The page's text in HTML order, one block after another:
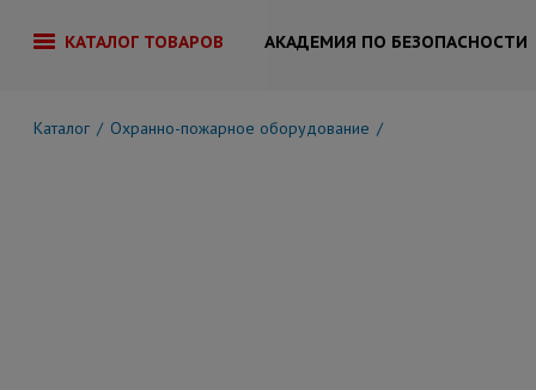
КАТАЛОГ ТОВАРОВ АКАДЕМИЯ ПО БЕЗОПАСНОСТИ
Каталог Охранно-пожарное оборудование